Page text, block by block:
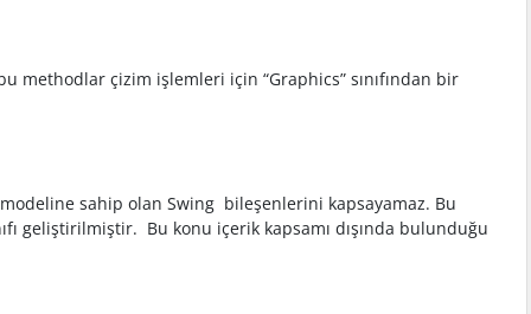
çizim işlemleri için “Graphics” sınıfından bir
sahip olan Swing bileşenlerini kapsayamaz. Bu
geliştirilmiştir. Bu konu içerik kapsamı dışında bulunduğu